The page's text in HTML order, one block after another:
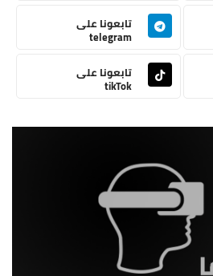
تابعونا على
telegram
تابعونا على
tikTok